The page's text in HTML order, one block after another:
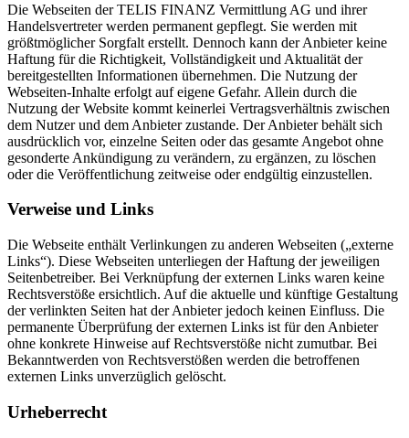
Die Webseiten der TELIS FINANZ Vermittlung AG und ihrer
Handelsvertreter werden permanent gepflegt. Sie werden mit
größtmöglicher Sorgfalt erstellt. Dennoch kann der Anbieter keine
Haftung für die Richtigkeit, Vollständigkeit und Aktualität der
bereitgestellten Informationen übernehmen. Die Nutzung der
Webseiten-Inhalte erfolgt auf eigene Gefahr. Allein durch die
Nutzung der Website kommt keinerlei Vertragsverhältnis zwischen
dem Nutzer und dem Anbieter zustande. Der Anbieter behält sich
ausdrücklich vor, einzelne Seiten oder das gesamte Angebot ohne
gesonderte Ankündigung zu verändern, zu ergänzen, zu löschen
oder die Veröffentlichung zeitweise oder endgültig einzustellen.
Verweise und Links
Die Webseite enthält Verlinkungen zu anderen Webseiten („externe
Links“). Diese Webseiten unterliegen der Haftung der jeweiligen
Seitenbetreiber. Bei Verknüpfung der externen Links waren keine
Rechtsverstöße ersichtlich. Auf die aktuelle und künftige Gestaltung
der verlinkten Seiten hat der Anbieter jedoch keinen Einfluss. Die
permanente Überprüfung der externen Links ist für den Anbieter
ohne konkrete Hinweise auf Rechtsverstöße nicht zumutbar. Bei
Bekanntwerden von Rechtsverstößen werden die betroffenen
externen Links unverzüglich gelöscht.
Urheberrecht